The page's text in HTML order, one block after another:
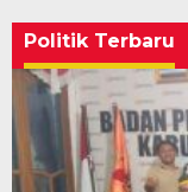
Politik Terbaru